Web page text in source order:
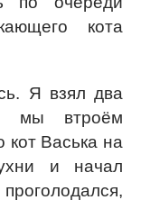
кота
Я взял два
мы втроём
кот Васька на
и начал